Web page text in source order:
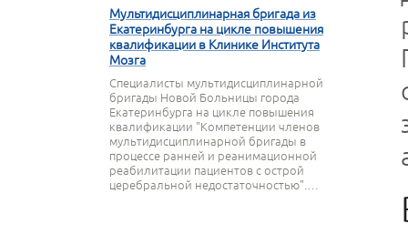
Мультидисциплинарная бригада из
Екатеринбурга на цикле повышения
квалификации в Клинике Института
Мозга
Специалисты мультидисциплинарной
бригады Новой Больницы города
Екатеринбурга на цикле повышения
квалификации "Компетенции членов
мультидисциплинарной бригады в
процессе ранней и реанимационной
реабилитации пациентов с острой
церебральной недостаточностью".…